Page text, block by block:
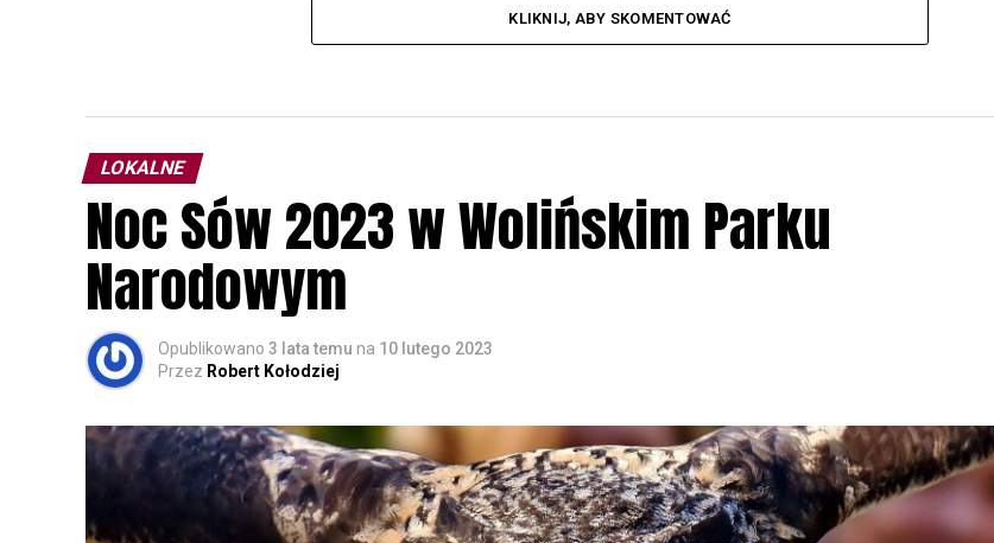
KLIKNIJ, ABY SKOMENTOWAĆ
LOKALNE
Noc Sów 2023 w Wolińskim Parku
Narodowym
Opublikowano 3 lata temu na 10 lutego 2023
Przez Robert Kołodziej